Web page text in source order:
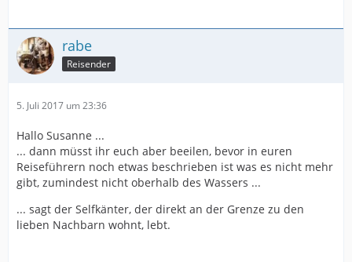
rabe
Reisender
5. Juli 2017 um 23:36
Hallo Susanne ...
... dann müsst ihr euch aber beeilen, bevor in euren
Reiseführern noch etwas beschrieben ist was es nicht mehr
gibt, zumindest nicht oberhalb des Wassers ...
... sagt der Selfkänter, der direkt an der Grenze zu den
lieben Nachbarn wohnt, lebt.